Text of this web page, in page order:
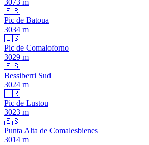
3073 m
🇫🇷
Pic de Batoua
3034 m
🇪🇸
Pic de Comaloforno
3029 m
🇪🇸
Bessiberri Sud
3024 m
🇫🇷
Pic de Lustou
3023 m
🇪🇸
Punta Alta de Comalesbienes
3014 m